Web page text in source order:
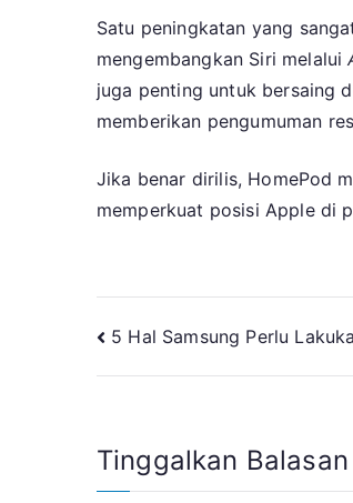
Satu peningkatan yang
mengembangkan Siri melalui
juga penting untuk bersaing
memberikan pengumuman
Jika benar dirilis, HomePod
memperkuat posisi Apple di
Navigasi
pos
5 Hal Samsung Perlu
Tinggalkan Balasan